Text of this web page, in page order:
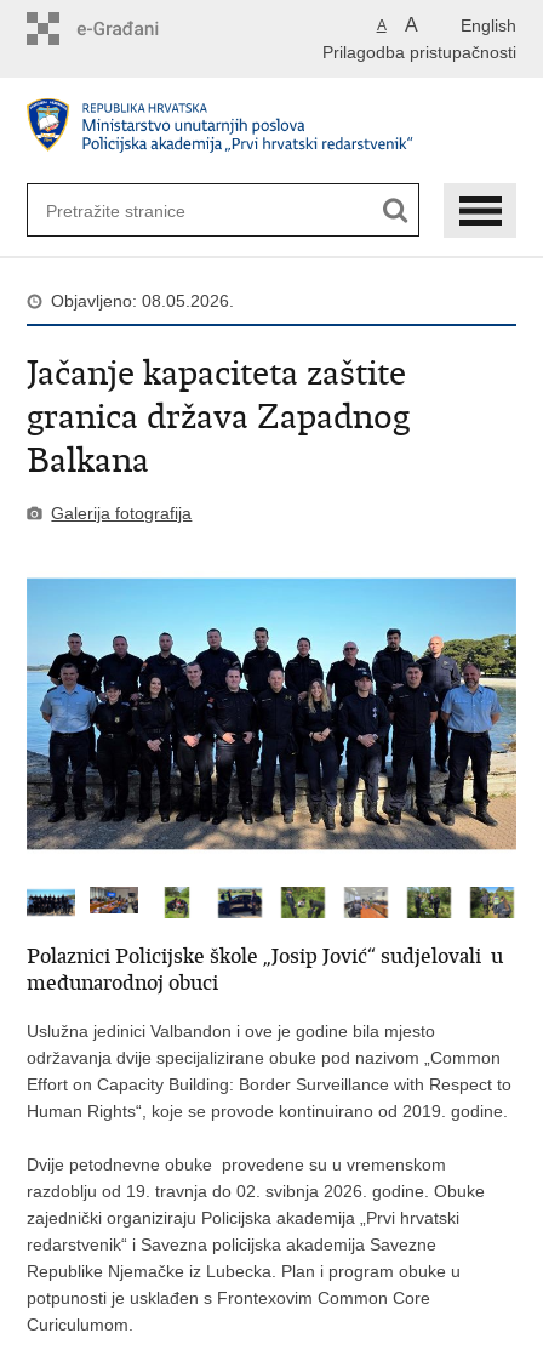
English
A A
Prilagodba pristupačnosti
Objavljeno: 08.05.2026.
Jačanje kapaciteta zaštite
granica država Zapadnog
Balkana
Galerija fotografija
Polaznici Policijske škole „Josip Jović“ sudjelovali u
međunarodnoj obuci
Uslužna jedinici Valbandon i ove je godine bila mjesto
održavanja dvije specijalizirane obuke pod nazivom „Common
Effort on Capacity Building: Border Surveillance with Respect to
Human Rights“, koje se provode kontinuirano od 2019. godine.
Dvije petodnevne obuke provedene su u vremenskom
razdoblju od 19. travnja do 02. svibnja 2026. godine. Obuke
zajednički organiziraju Policijska akademija „Prvi hrvatski
redarstvenik“ i Savezna policijska akademija Savezne
Republike Njemačke iz Lubecka. Plan i program obuke u
potpunosti je usklađen s Frontexovim Common Core
Curiculumom.